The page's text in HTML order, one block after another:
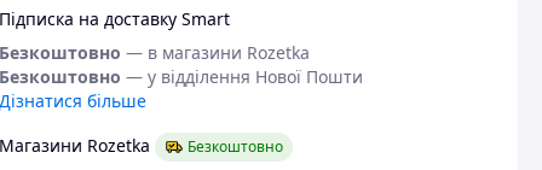
Підписка на доставку Smart
Безкоштовно — в магазини Rozetka
Безкоштовно — у відділення Нової Пошти
Дізнатися більше
Магазини Rozetka
Безкоштовно